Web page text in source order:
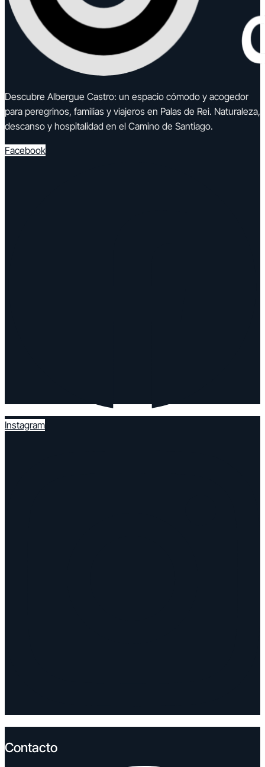
Descubre Albergue Castro: un espacio cómodo y acogedor
para peregrinos, familias y viajeros en Palas de Rei. Naturaleza,
descanso y hospitalidad en el Camino de Santiago.
Facebook
Instagram
Contacto